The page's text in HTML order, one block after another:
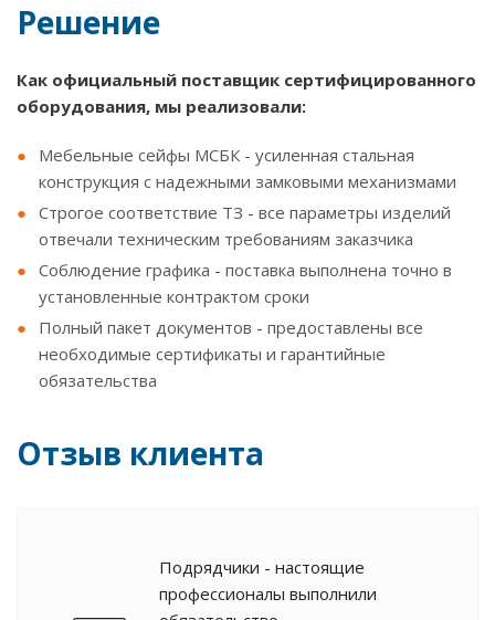
Решение
Как официальный поставщик сертифицированного
оборудования, мы реализовали:
Мебельные сейфы МСБК - усиленная стальная
конструкция с надежными замковыми механизмами
Строгое соответствие ТЗ - все параметры изделий
отвечали техническим требованиям заказчика
Соблюдение графика - поставка выполнена точно в
установленные контрактом сроки
Полный пакет документов - предоставлены все
необходимые сертификаты и гарантийные
обязательства
Отзыв клиента
Подрядчики - настоящие
профессионалы выполнили